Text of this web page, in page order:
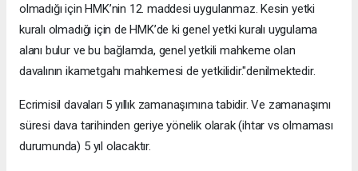
olmadığı için HMK’nin 12. maddesi uygulanmaz. Kesin yetki
kuralı olmadığı için de HMK’de ki genel yetki kuralı uygulama
alanı bulur ve bu bağlamda, genel yetkili mahkeme olan
davalının ikametgahı mahkemesi de yetkilidir."denilmektedir.
Ecrimisil davaları 5 yıllık zamanaşımına tabidir. Ve zamanaşımı
süresi dava tarihinden geriye yönelik olarak (ihtar vs olmaması
durumunda) 5 yıl olacaktır.